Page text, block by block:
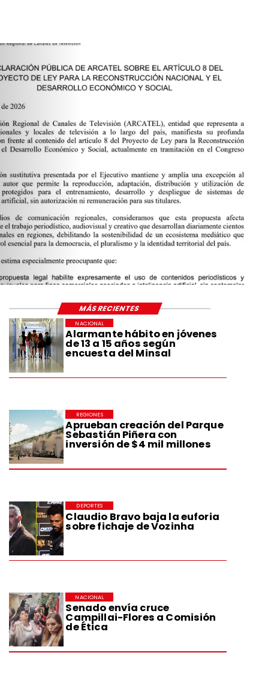
Alarmante hábito en jóvenes
de 13 a 15 años según
encuesta del Minsal
NACIONAL
Aprueban creación del Parque
Sebastián Piñera con
inversión de $4 mil millones
REGIONES
Claudio Bravo baja la euforia
sobre fichaje de Vozinha
DEPORTES
Senado envía cruce
Campillai-Flores a Comisión
de Ética
NACIONAL
MÁS RECIENTES